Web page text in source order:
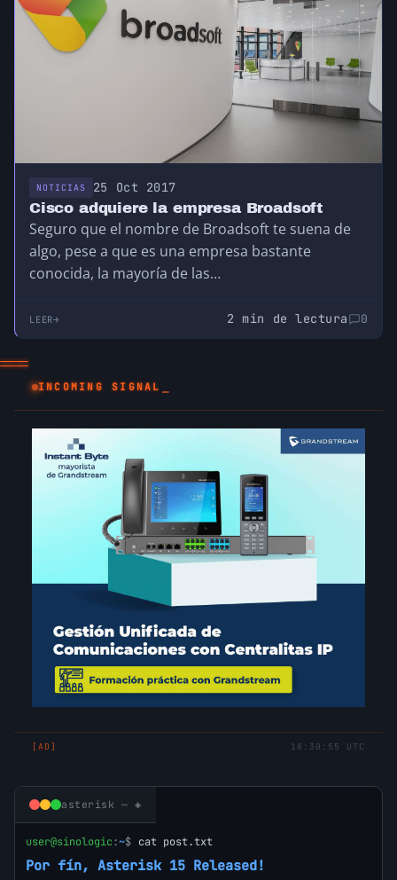
NOTICIAS 25 Oct 2017
Cisco adquiere la empresa Broadsoft
Seguro que el nombre de Broadsoft te suena de
algo, pese a que es una empresa bastante
conocida, la mayoría de las…
LEER 2 min de lectura 0
INCOMING SIGNAL
[AD] 18:30:55 UTC
asterisk — ◈
user@sinologic:~$ cat post.txt
Por fín, Asterisk 15 Released!